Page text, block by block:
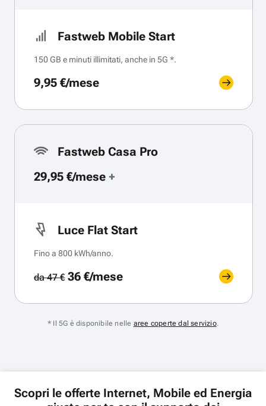
Fastweb Mobile Start
150 GB e minuti illimitati, anche in 5G *.
9,95 €/mese
Fastweb Casa Pro
29,95 €/mese +
Luce Flat Start
Fino a 800 kWh/anno.
da 47 €36 €/mese
* Il 5G è disponibile nelle aree coperte dal servizio.
Scopri le offerte Internet, Mobile ed Energia